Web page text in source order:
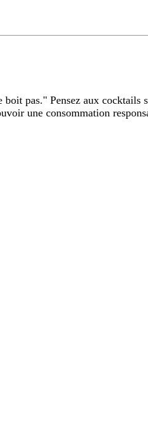
pas." Pensez aux cocktails
une consommation